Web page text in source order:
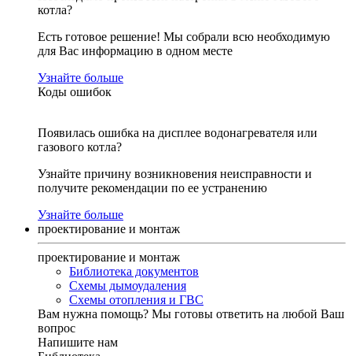
котла?
Есть готовое решение! Мы собрали всю необходимую
для Вас информацию в одном месте
Узнайте больше
Коды ошибок
Появилась ошибка на дисплее водонагревателя или
газового котла?
Узнайте причину возникновения неисправности и
получите рекомендации по ее устранению
Узнайте больше
проектирование и монтаж
проектирование и монтаж
Библиотека документов
Схемы дымоудаления
Схемы отопления и ГВС
Вам нужна помощь? Мы готовы ответить на любой Ваш
вопрос
Напишите нам